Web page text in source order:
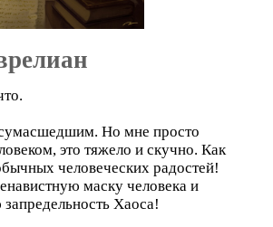
Но мне просто
это тяжело и скучно. Как
человеческих радостей!
маску человека и
Хаоса!